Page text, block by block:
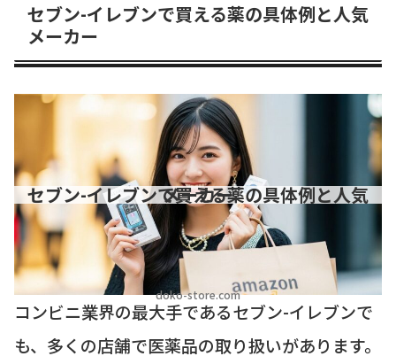
セブン-イレブンで買える薬の具体例と人気
メーカー
doko-store.com
セブン-イレブンで買える薬の具体例と人気メーカー
コンビニ業界の最大手であるセブン-イレブンで
も、多くの店舗で医薬品の取り扱いがあります。